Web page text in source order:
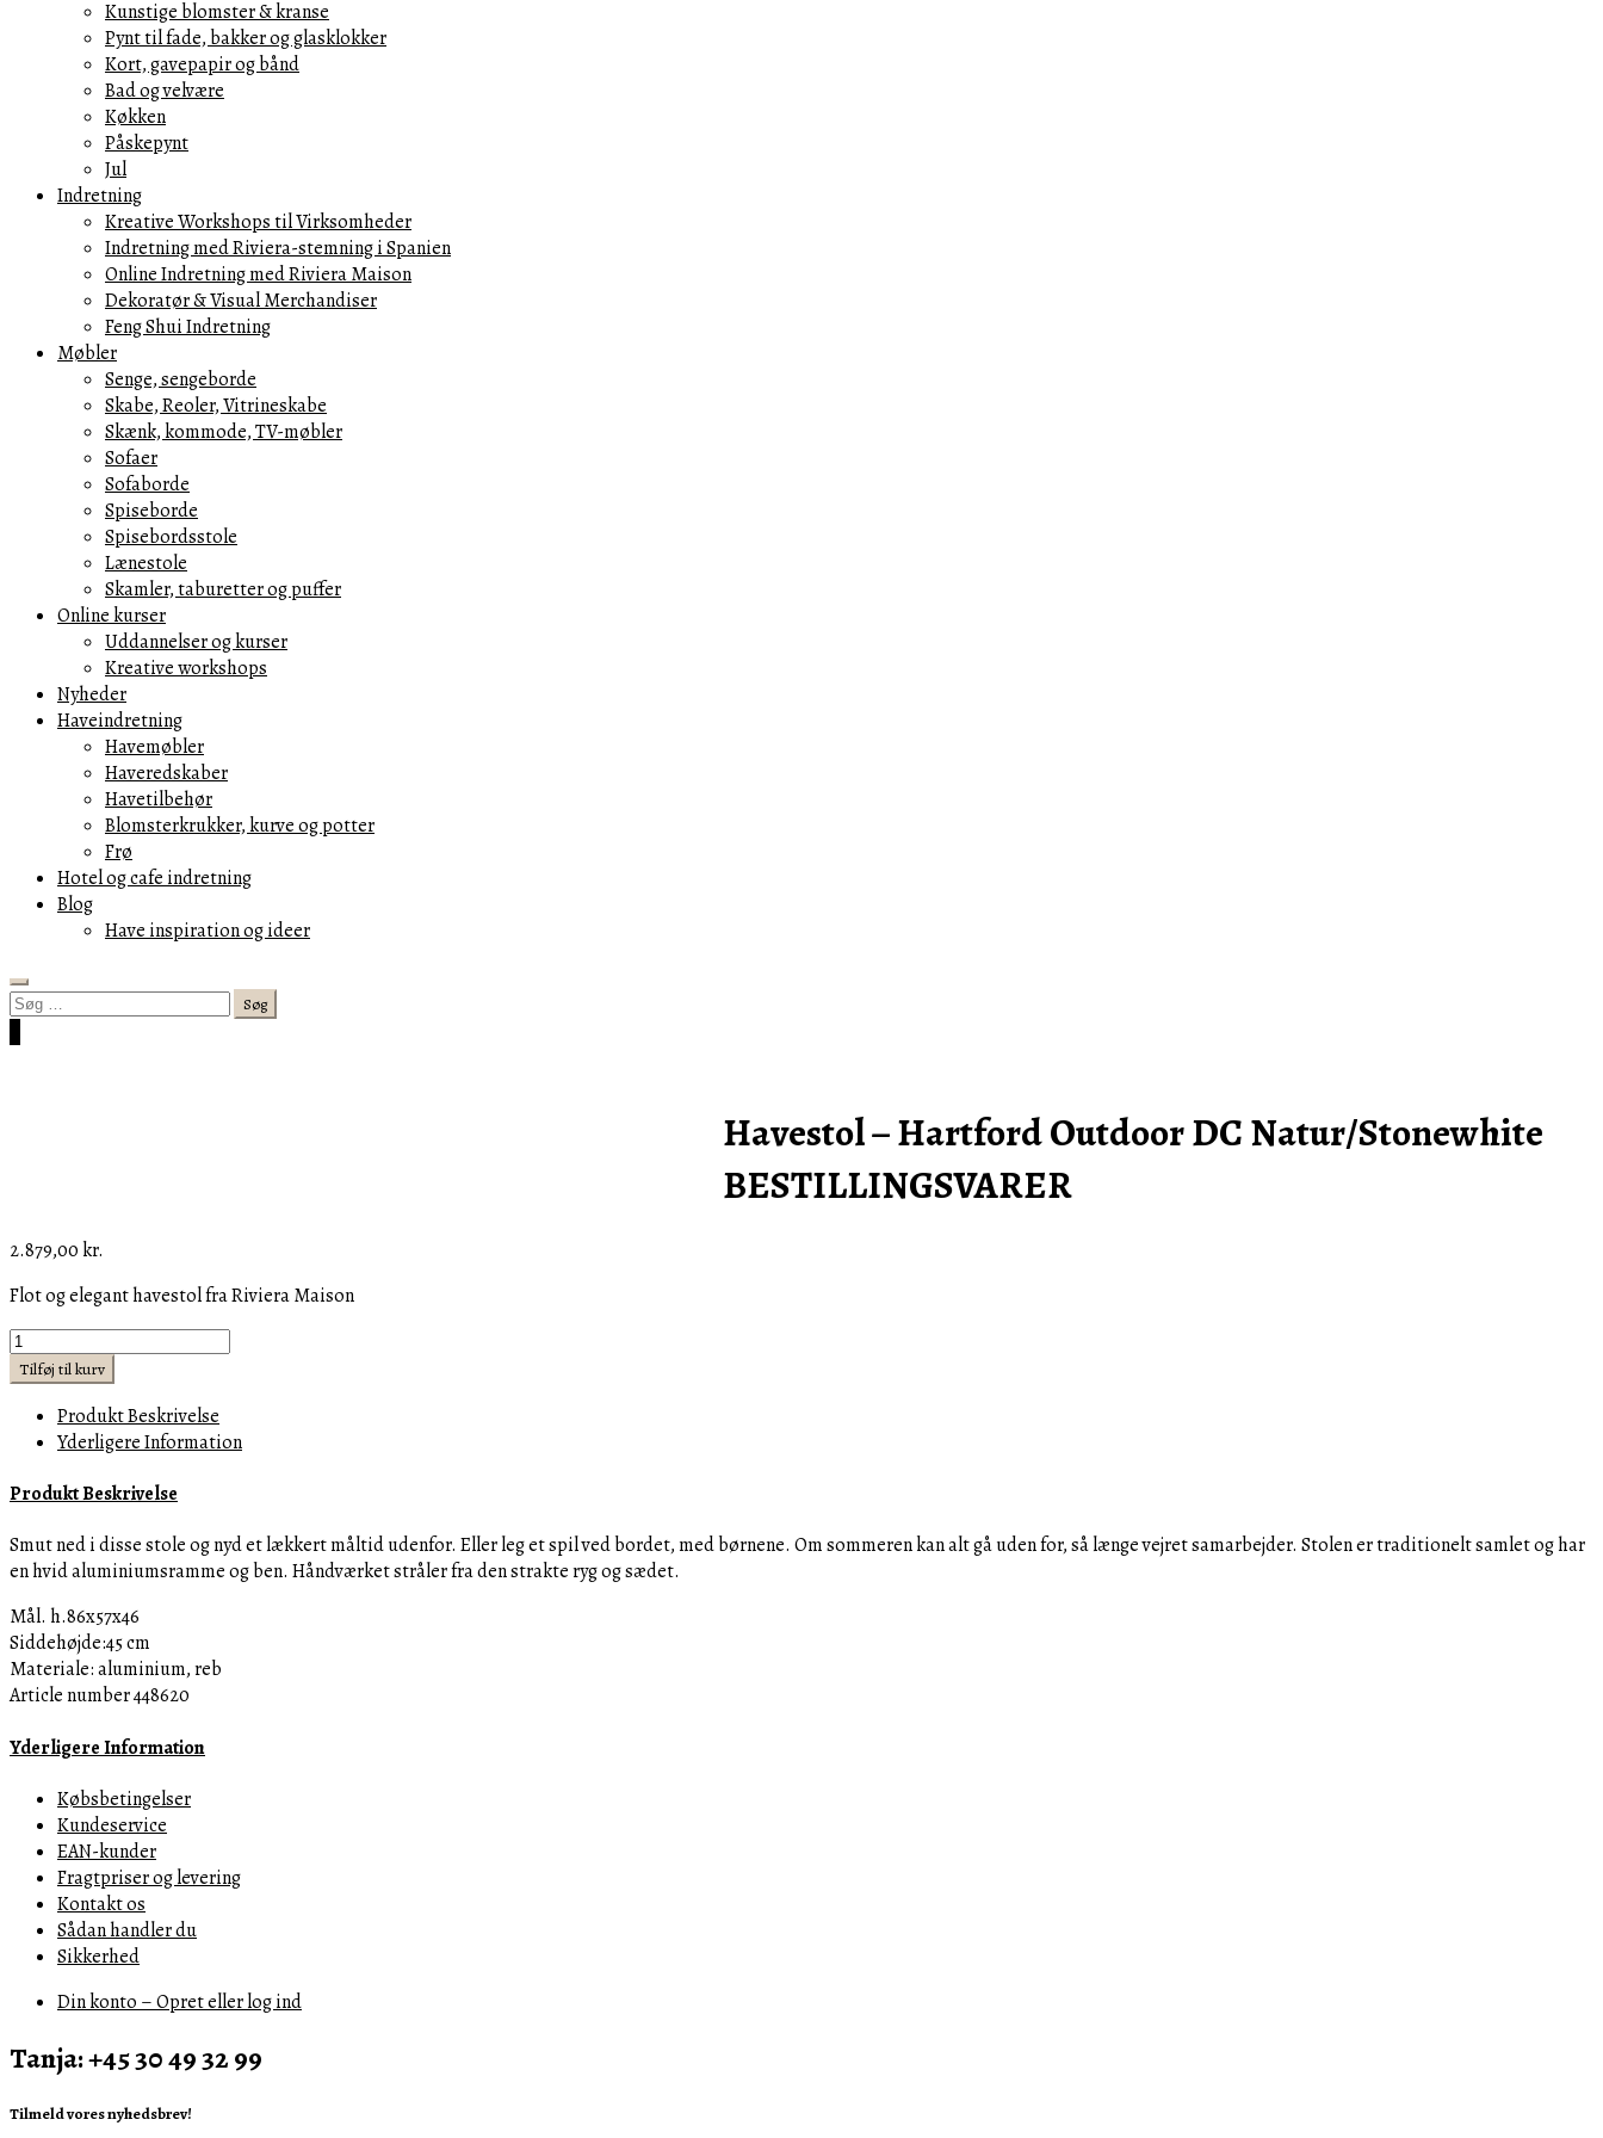
Kunstige blomster & kranse
Pynt til fade, bakker og glasklokker
Kort, gavepapir og bånd
Bad og velvære
Køkken
Påskepynt
Jul
Indretning
Kreative Workshops til Virksomheder
Indretning med Riviera-stemning i Spanien
Online Indretning med Riviera Maison
Dekoratør & Visual Merchandiser
Feng Shui Indretning
Møbler
Senge, sengeborde
Skabe, Reoler, Vitrineskabe
Skænk, kommode, TV-møbler
Sofaer
Sofaborde
Spiseborde
Spisebordsstole
Lænestole
Skamler, taburetter og puffer
Online kurser
Uddannelser og kurser
Kreative workshops
Nyheder
Haveindretning
Havemøbler
Haveredskaber
Havetilbehør
Blomsterkrukker, kurve og potter
Frø
Hotel og cafe indretning
Blog
Have inspiration og ideer
Search
Søg
efter:
Havestol – Hartford Outdoor DC Natur/Stonewhite
BESTILLINGSVARER
2.879,00kr.
Flot og elegant havestol fra Riviera Maison
Havestol
Hartford
Outdoor
BESTILLINGSVARER
Tilføj til kurv
Produkt Beskrivelse
Yderligere Information
Produkt Beskrivelse
Smut ned i disse stole og nyd et lækkert måltid udenfor. Eller leg et spil ved bordet, med børnene. Om sommeren kan alt gå uden for, så længe vejret samarbejder. Stolen er traditionelt samlet og har
en hvid aluminiumsramme og ben. Håndværket stråler fra den strakte ryg og sædet.
Mål. h.86x57x46
Siddehøjde:45 cm
Materiale: aluminium, reb
Article number 448620
Yderligere Information
Købsbetingelser
Kundeservice
EAN-kunder
Fragtpriser og levering
Kontakt os
Sådan handler du
Sikkerhed
Din konto – Opret eller log ind
Tanja: +45 30 49 32 99
Tilmeld vores nyhedsbrev!